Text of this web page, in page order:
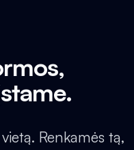
Renkamės tą,